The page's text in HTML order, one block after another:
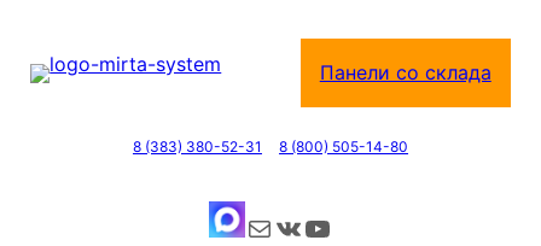
содержимому
Панели со склада
8 (383) 380-52-31 8 (800) 505-14-80
Почта ВКонтакте YouTube